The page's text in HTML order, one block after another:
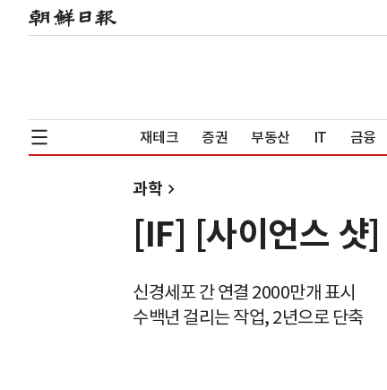
재테크 증권 부동산 IT 금융
과학
[IF] [사이언스 샷
신경세포 간 연결 2000만개 표시
수백년 걸리는 작업, 2년으로 단축